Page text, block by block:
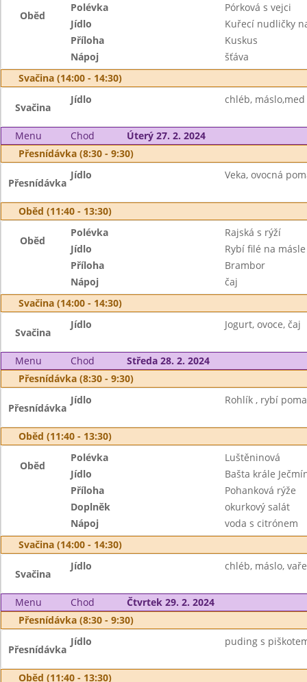
Oběd
Polévka
Pórková s vejci
Jídlo
Kuřecí nudličky
Příloha
Kuskus
Nápoj
šťáva
Svačina (14:00 - 14:30)
Svačina
Jídlo chléb, máslo,med
Menu Chod
Úterý 27. 2. 2024
Přesnídávka (8:30 - 9:30)
Přesnídávka
Jídlo Veka, ovocná
Oběd (11:40 - 13:30)
Oběd
Polévka
Rajská s rýží
Jídlo
Rybí filé na másle
Příloha
Brambor
Nápoj
čaj
Svačina (14:00 - 14:30)
Svačina
Jídlo Jogurt, ovoce, čaj
Menu Chod
Středa 28. 2. 2024
Přesnídávka (8:30 - 9:30)
Přesnídávka
Jídlo Rohlík , rybí
Oběd (11:40 - 13:30)
Oběd
Polévka
Luštěninová
Jídlo
Bašta krále
Příloha
Pohanková rýže
Doplněk
okurkový salát
Nápoj
voda s citrónem
Svačina (14:00 - 14:30)
Svačina
Jídlo chléb, máslo,
Menu Chod
Čtvrtek 29. 2. 2024
Přesnídávka (8:30 - 9:30)
Přesnídávka
Jídlo puding s
Oběd (11:40 - 13:30)